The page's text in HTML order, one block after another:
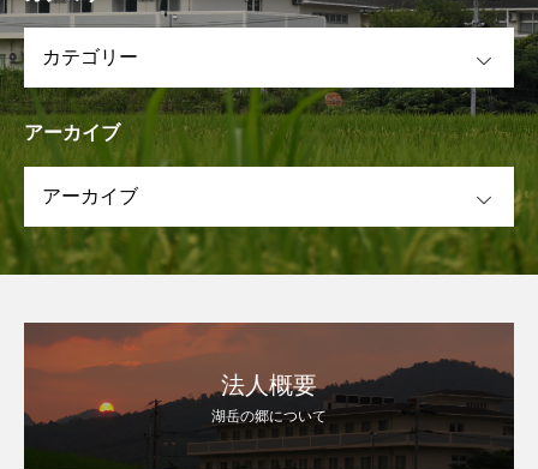
アーカイブ
法人概要
湖岳の郷について